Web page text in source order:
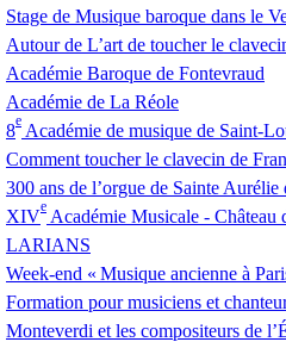
Stage de Musique baroque dans le
Autour de L’art de toucher le
Académie Baroque de Fontevraud
Académie de La Réole
8
e
Académie de musique de Saint-
Comment toucher le clavecin de
300 ans de l’orgue de Sainte Aurélie
XIV
e
Académie Musicale - Château
LARIANS
Week-end « Musique ancienne à
Formation pour musiciens et
Monteverdi et les compositeurs de